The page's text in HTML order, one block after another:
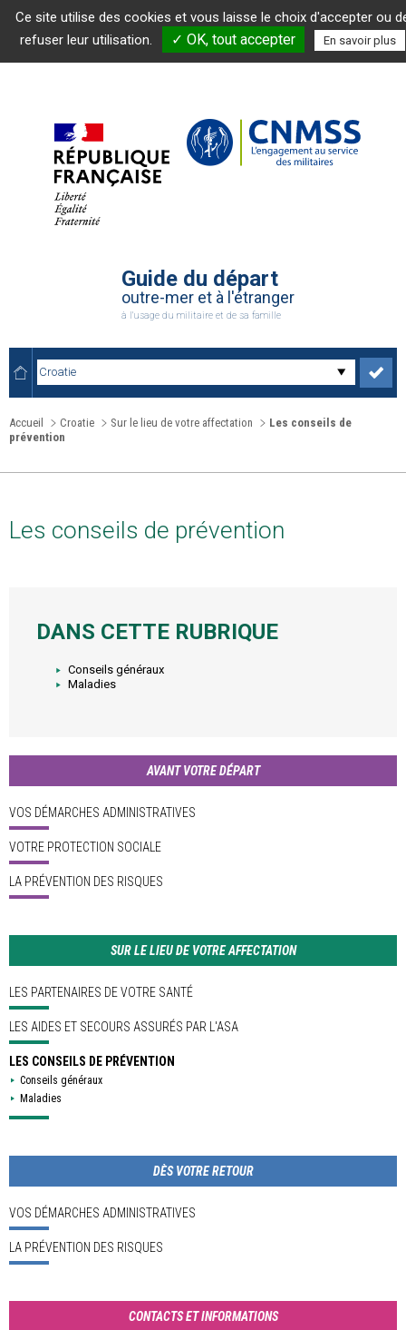
Guide du départ
outre-mer et à l'étranger
à l'usage du militaire et de sa famille
Accueil Croatie Sur le lieu de votre affectation
Les conseils de
prévention
Les conseils de prévention
DANS CETTE RUBRIQUE
Conseils généraux
Maladies
AVANT VOTRE DÉPART
VOS DÉMARCHES ADMINISTRATIVES
VOTRE PROTECTION SOCIALE
LA PRÉVENTION DES RISQUES
SUR LE LIEU DE VOTRE AFFECTATION
LES PARTENAIRES DE VOTRE SANTÉ
LES AIDES ET SECOURS ASSURÉS PAR L'ASA
LES CONSEILS DE PRÉVENTION
Conseils généraux
Maladies
DÈS VOTRE RETOUR
VOS DÉMARCHES ADMINISTRATIVES
LA PRÉVENTION DES RISQUES
CONTACTS ET INFORMATIONS
Ce site utilise des cookies et vous laisse le choix d'accepter ou
refuser leur utilisation.
✓ OK, tout accepter En savoir plus